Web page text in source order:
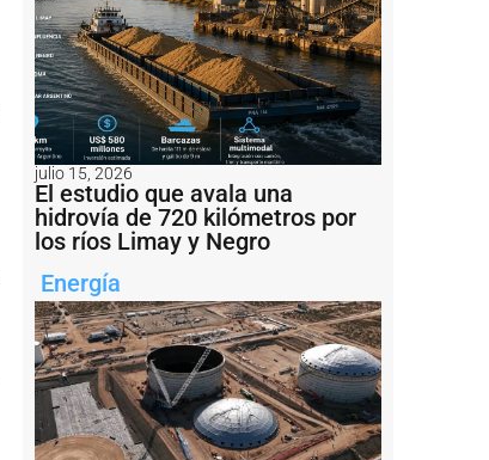
julio 15, 2026
El estudio que avala una
hidrovía de 720 kilómetros por
los ríos Limay y Negro
Energía